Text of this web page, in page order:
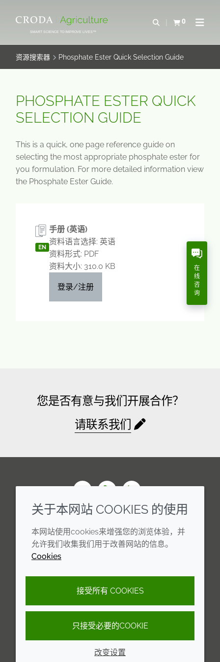
CONTENTSMART SCIENCE TO IMPROVE LIVES™
Open Search
0
查看购物车Open
资源搜索器 Phosphate Ester Quick Selection Guide
PHOSPHATE ESTER QUICK
SELECTION GUIDE
This is a quick, one page reference guide on
selecting the most appropriate phosphate ester for
you formulation. For more detailed information view
the Phosphate Ester Guide.
EN
手册 (英语)
资料语言选择: 英语
资料形式: PDF
资料大小: 310.0 KB
登录/注册
您是否有意与我们开展合作？
请联系我们
企业
年度报告
可持续发展报告
禾大集团
法律信息
条款和条件
隐私政策
可访问性声明
© 2026 Croda International Plc
沪ICP备2020025271号-13
关于本网站 COOKIES 的使用
本网站使用cookies来增强您的浏览体验，并
允许我们收集我们用于改善网站的信息。
Cookies
接受所有 COOKIES
只接受必要的COOKIE
改变设置
在
线
咨
询